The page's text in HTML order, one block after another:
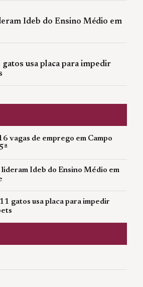
Ideb do Ensino Médio em
usa placa para impedir
vagas de emprego em Campo
lideram Ideb do Ensino Médio em
gatos usa placa para impedir